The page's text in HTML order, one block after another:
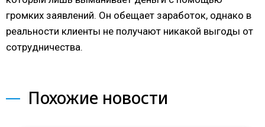
громких заявлений. Он обещает заработок, однако в
реальности клиенты не получают никакой выгоды от
сотрудничества.
Похожие новости